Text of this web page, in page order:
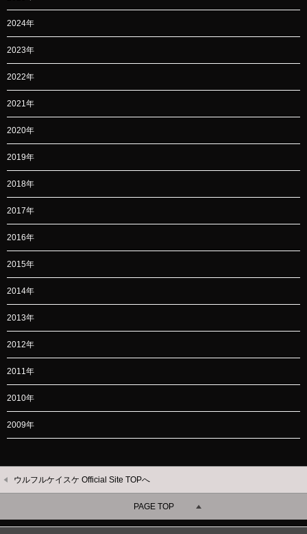
2024年
2023年
2022年
2021年
2020年
2019年
2018年
2017年
2016年
2015年
2014年
2013年
2012年
2011年
2010年
2009年
ウルフルケイスケ Official Site TOPへ
PAGE TOP